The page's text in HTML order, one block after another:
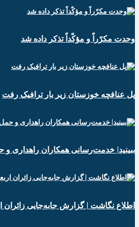
وحدت مکرّراً و مؤکّداً تذکر داده شد
پل عنافچه خوزستان زیر بار ترافیک رفت
ببینید| خدمت‌رسانی همکاران راهداری
️اطلاع نگاشت | گزارش جابه‌جایی